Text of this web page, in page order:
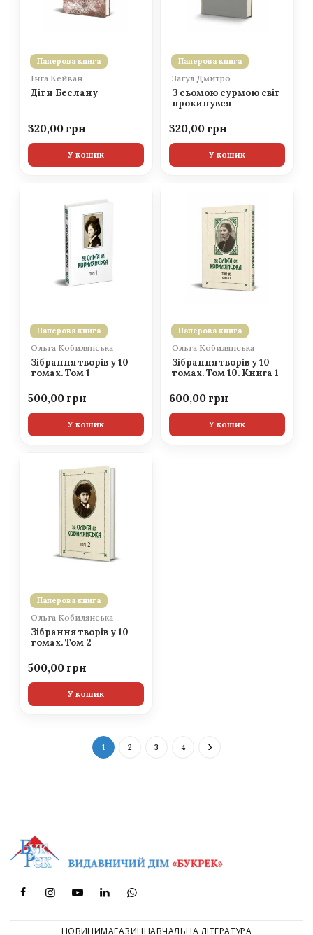
Паперова книга
Інга Кейван
Діти Беслану
320,00
У кошик
Паперова книга
Загул Дмитро
З сьомою сурмою світ
прокинувся
320,00
У кошик
Паперова книга
Ольга Кобилянська
Зібрання творів у 10
томах. Том 1
500,00
У кошик
Паперова книга
Ольга Кобилянська
Зібрання творів у 10
томах. Том 10. Книга 1
600,00
У кошик
Паперова книга
Ольга Кобилянська
Зібрання творів у 10
томах. Том 2
500,00
У кошик
1 2 3 4
НОВИНИМАГАЗИННАВЧАЛЬНА ЛІТЕРАТУРА